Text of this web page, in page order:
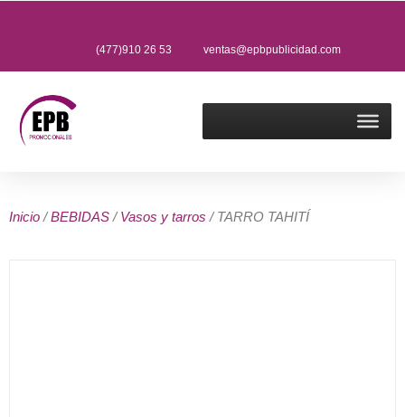
(477)910 26 53 ventas@epbpublicidad.com
Inicio /BEBIDAS /Vasos y tarros / TARRO TAHITÍ